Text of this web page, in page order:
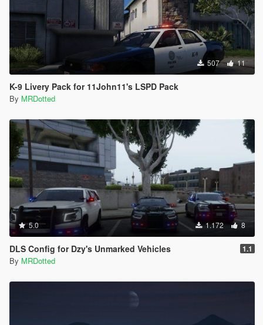
507 11
K-9 Livery Pack for 11John11's LSPD Pack
By MRDotted
5.0 1.172 8
DLS Config for Dzy's Unmarked Vehicles 1.1
By MRDotted